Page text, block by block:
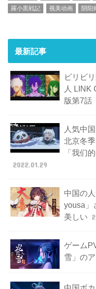
羅小黒戦記
视美动画 阴阳
最新記事
ビリビ
人 LINK
版第7話
人気中
北京冬
「我们
2022.01.29
中国の
yousa」
美しい
ゲーム
雪」の